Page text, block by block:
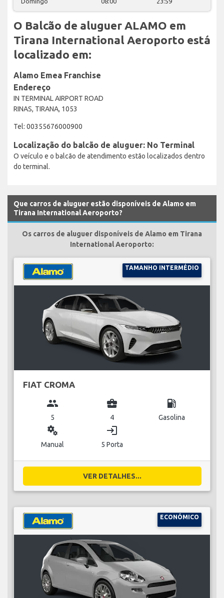
O Balcão de aluguer ALAMO em
Tirana International Aeroporto está
localizado em:
Alamo Emea Franchise
Endereço
IN TERMINAL AIRPORT ROAD
RINAS, TIRANA, 1053
Tel: 00355676000900
Localização do balcão de aluguer: No Terminal
O veículo e o balcão de atendimento estão localizados dentro
do terminal.
Que carros de aluguer estão disponíveis de Alamo em
Tirana International Aeroporto?
Os carros de aluguer disponíveis de Alamo em Tirana
International Aeroporto:
TAMANHO INTERMÉDIO
FIAT CROMA
group
5
business_center
4
local_gas_station
Gasolina
miscellaneous_services
Manual
login
5 Porta
VER DETALHES...
ECONÓMICO